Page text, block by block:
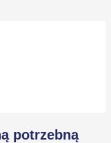
potrzebną